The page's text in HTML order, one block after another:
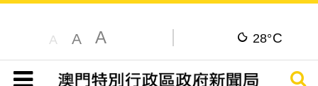
A A A 28°C
搜尋